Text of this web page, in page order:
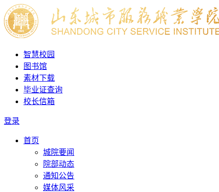
智慧校园
图书馆
素材下载
毕业证查询
校长信箱
登录
首页
城院要闻
院部动态
通知公告
媒体风采